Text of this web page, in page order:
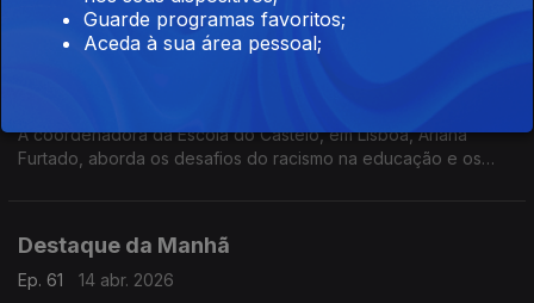
A coordenadora da Escola do Castelo, em Lisboa, Ariana
Furtado, aborda os desafios do racismo na educação e os
Destaque da Manhã
Ep. 61
14 abr. 2026
Guarde programas favoritos;
Aceda à sua área pessoal;